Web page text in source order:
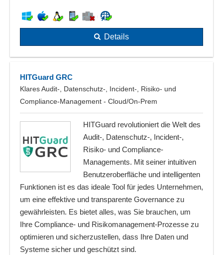
Details
HITGuard GRC
Klares Audit-, Datenschutz-, Incident-, Risiko- und
Compliance-Management - Cloud/On-Prem
HITGuard revolutioniert die Welt des
Audit-, Datenschutz-, Incident-,
Risiko- und Compliance-
Managements. Mit seiner intuitiven
Benutzeroberfläche und intelligenten
Funktionen ist es das ideale Tool für jedes Unternehmen,
um eine effektive und transparente Governance zu
gewährleisten. Es bietet alles, was Sie brauchen, um
Ihre Compliance- und Risikomanagement-Prozesse zu
optimieren und sicherzustellen, dass Ihre Daten und
Systeme sicher und geschützt sind.